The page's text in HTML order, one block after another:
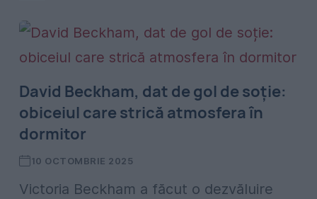
Zilei
David Beckham, dat de gol de soție:
obiceiul care strică atmosfera în
dormitor
10 OCTOMBRIE 2025
Victoria Beckham a făcut o dezvăluire